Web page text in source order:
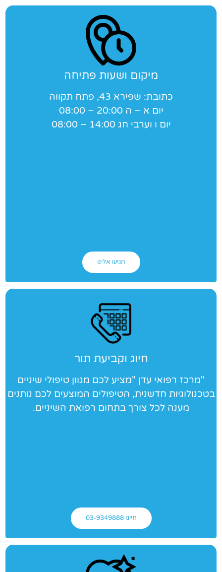
מיקום ושעות פתיחה
כתובת: שפירא 43, פתח תקווה
יום א – ה 20:00 – 08:00
יום ו וערבי חג 14:00 – 08:00
הגיעו אלינו
חיוג וקביעת תור
"מרכז רפואי עדן "מציע לכם מגוון טיפולי שיניים
בטכנולוגיות חדשנית, הטיפולים המוצעים לכם נותנים
מענה לכל צורך בתחום רפואת השיניים.
חייגו 03-9349888